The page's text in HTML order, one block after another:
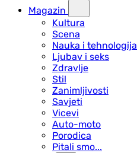
Magazin
Kultura
Scena
Nauka i tehnologija
Ljubav i seks
Zdravlje
Stil
Zanimljivosti
Savjeti
Vicevi
Auto-moto
Porodica
Pitali smo...